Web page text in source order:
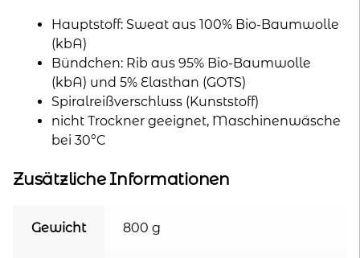
Hauptstoff: Sweat aus 100% Bio-Baumwolle
(kbA)
Bündchen: Rib aus 95% Bio-Baumwolle
(kbA) und 5% Elasthan (GOTS)
Spiralreißverschluss (Kunststoff)
nicht Trockner geeignet, Maschinenwäsche
bei 30°C
Zusätzliche Informationen
Gewicht 800 g